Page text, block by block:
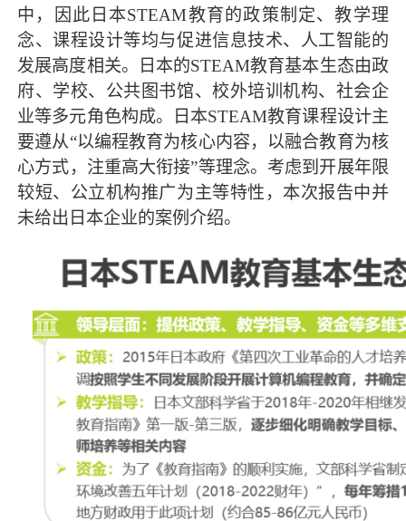
中，因此日本STEAM教育的政策制定、教学理
念、课程设计等均与促进信息技术、人工智能的
发展高度相关。日本的STEAM教育基本生态由政
府、学校、公共图书馆、校外培训机构、社会企
业等多元角色构成。日本STEAM教育课程设计主
要遵从“以编程教育为核心内容，以融合教育为核
心方式，注重高大衔接”等理念。考虑到开展年限
较短、公立机构推广为主等特性，本次报告中并
未给出日本企业的案例介绍。